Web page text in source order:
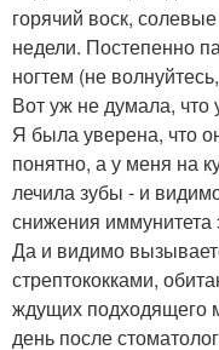
горячий воск,
недели. Постепенно
ногтем (не
Вот уж не думала, что
Я была уверена, что
понятно, а у меня на
лечила зубы - и
снижения иммунитета
Да и видимо
стрептококками,
ждущих подходящего
день после